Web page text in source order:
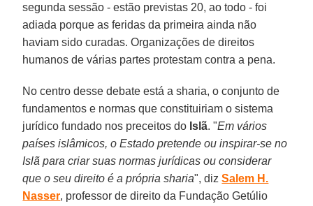
segunda sessão - estão previstas 20, ao todo - foi
adiada porque as feridas da primeira ainda não
haviam sido curadas. Organizações de direitos
humanos de várias partes protestam contra a pena.
No centro desse debate está a sharia, o conjunto de
fundamentos e normas que constituiriam o sistema
jurídico fundado nos preceitos do Islã. "Em vários
países islâmicos, o Estado pretende ou inspirar-se no
Islã para criar suas normas jurídicas ou considerar
que o seu direito é a própria sharia", dizSalem H.
Nasser, professor de direito da Fundação Getúlio